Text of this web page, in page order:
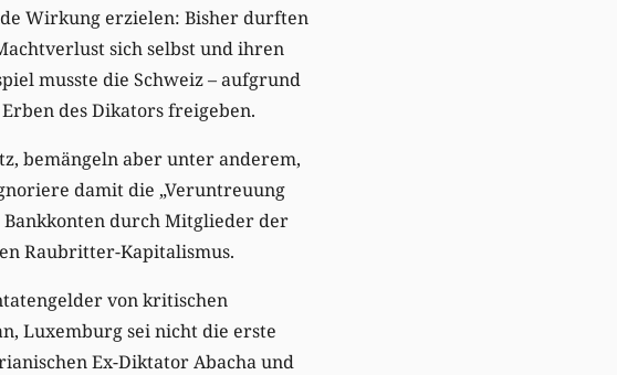
Wirkung erzielen: Bisher durften
sich selbst und ihren
musste die Schweiz – aufgrund
des Dikators freigeben.
bemängeln aber unter anderem,
damit die „Veruntreuung
durch Mitglieder der
Raubritter-Kapitalismus.
von kritischen
Luxemburg sei nicht die erste
Ex-Diktator Abacha und